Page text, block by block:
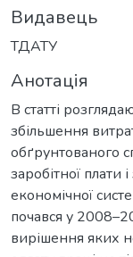
Видавець
ТДАТУ
Анотація
В статті
збільшення
обґрунтованого
заробітної плати
економічної
почався у
вирішення яких